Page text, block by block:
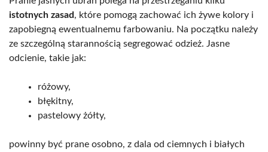
istotnych zasad, które pomogą zachować ich żywe kolory i
zapobiegną ewentualnemu farbowaniu. Na początku należy
ze szczególną starannością segregować odzież. Jasne
odcienie, takie jak:
różowy,
błękitny,
pastelowy żółty,
powinny być prane osobno, z dala od ciemnych i białych